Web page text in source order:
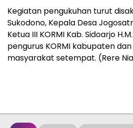
Kegiatan pengukuhan turut
Sukodono, Kepala Desa
Ketua III KORMI Kab. Sidoarjo
pengurus KORMI kabupaten
masyarakat setempat. (Rere